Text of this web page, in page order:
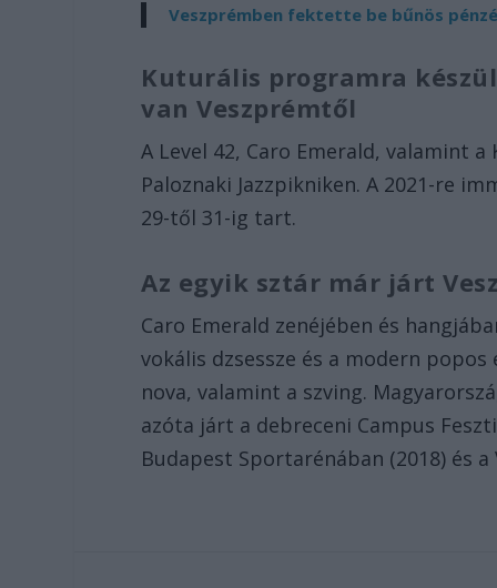
Veszprémben fektette be bűnös
Kuturális programra
van Veszprémtől
A Level 42, Caro Emerald, valamint
Paloznaki Jazzpikniken. A 2021-re
29-től 31-ig tart.
Az egyik sztár már járt
Caro Emerald zenéjében és
vokális dzsessze és a modern
nova, valamint a szving.
azóta járt a debreceni Campus
Budapest Sportarénában (2018) és